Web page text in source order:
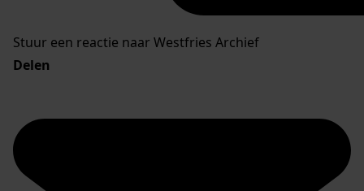
Stuur een reactie naar Westfries Archief
Delen